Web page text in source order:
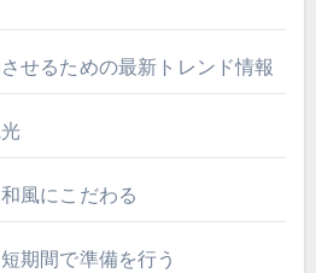
せるための最新トレンド情報
風にこだわる
期間で準備を行う